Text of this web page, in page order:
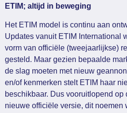
ETIM; altijd in beweging
Het ETIM model is continu aan
Updates vanuit ETIM International
vorm van officiële (tweejaarlijkse)
gesteld. Maar gezien bepaalde
de slag moeten met nieuw
en/of kenmerken stelt ETIM haar
beschikbaar. Dus vooruitlopend op
nieuwe officiële versie, dit noemen